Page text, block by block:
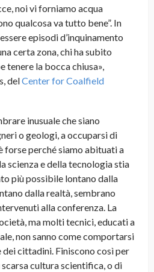
noi vi forniamo acqua
qualcosa va tutto bene”. In
episodi d’inquinamento
certa zona, chi ha subito
tenere la bocca chiusa»,
delCenter for Coalfield
inusuale che siano
o geologi, a occuparsi di
forse perché siamo abituati a
scienza e della tecnologia stia
più possibile lontano dalla
dalla realtà, sembrano
alla conferenza. La
ma molti tecnici, educati a
non sanno come comportarsi
cittadini. Finiscono così per
cultura scientifica, o di